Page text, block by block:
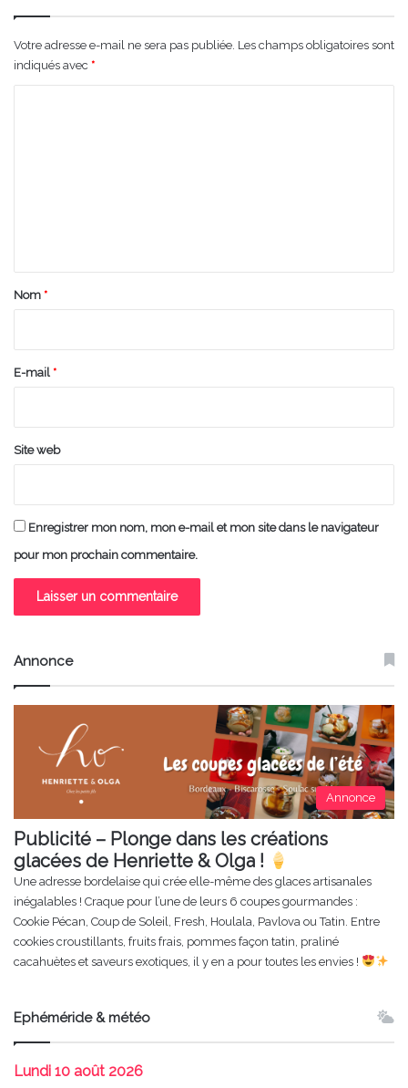
Votre adresse e-mail ne sera pas publiée. Les champs obligatoires sont
indiqués avec *
a
e
Nom *
E-mail *
Site web
Enregistrer mon nom, mon e-mail et mon site dans le navigateur
pour mon prochain commentaire.
Annonce
Annonce
Publicité – Plonge dans les créations
glacées de Henriette & Olga !
Une adresse bordelaise qui crée elle-même des glaces artisanales
inégalables ! Craque pour l’une de leurs 6 coupes gourmandes :
Cookie Pécan, Coup de Soleil, Fresh, Houlala, Pavlova ou Tatin. Entre
cookies croustillants, fruits frais, pommes façon tatin, praliné
cacahuètes et saveurs exotiques, il y en a pour toutes les envies !
Ephéméride & météo
Lundi 10 août 2026